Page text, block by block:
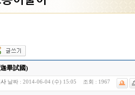
畢試國)
날짜 : 2014-06-04 (수) 15:05 조회 : 1967